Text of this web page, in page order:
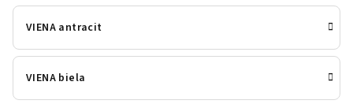
VIENA antracit
VIENA biela